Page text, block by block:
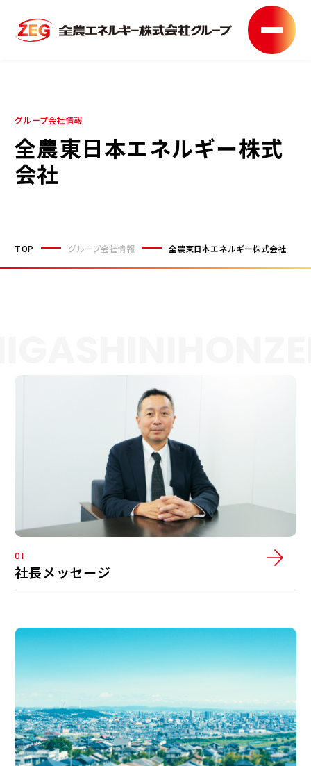
グループ会社情報
全農東日本エネルギー株式
会社
TOP グループ会社情報 全農東日本エネルギー株式会社
01
社長メッセージ